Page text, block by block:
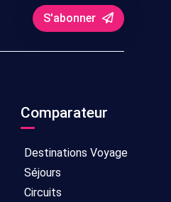
S'abonner
Comparateur
Destinations Voyage
Séjours
Circuits